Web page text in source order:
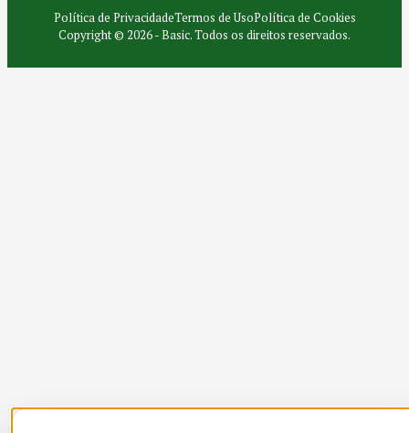
Política de PrivacidadeTermos de UsoPolítica de Cookies
Copyright © 2026 - Basic. Todos os direitos reservados.